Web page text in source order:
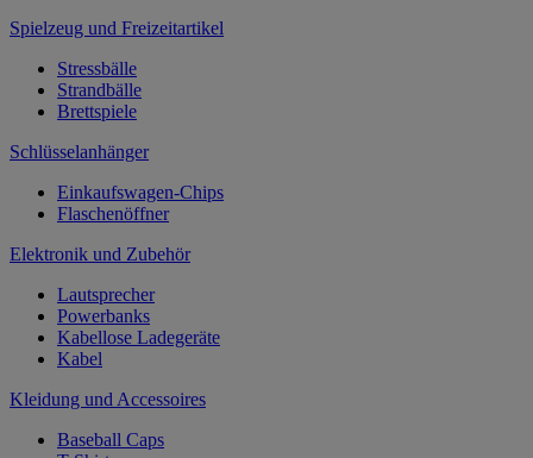
Spielzeug und Freizeitartikel
Stressbälle
Strandbälle
Brettspiele
Schlüsselanhänger
Einkaufswagen-Chips
Flaschenöffner
Elektronik und Zubehör
Lautsprecher
Powerbanks
Kabellose Ladegeräte
Kabel
Kleidung und Accessoires
Baseball Caps